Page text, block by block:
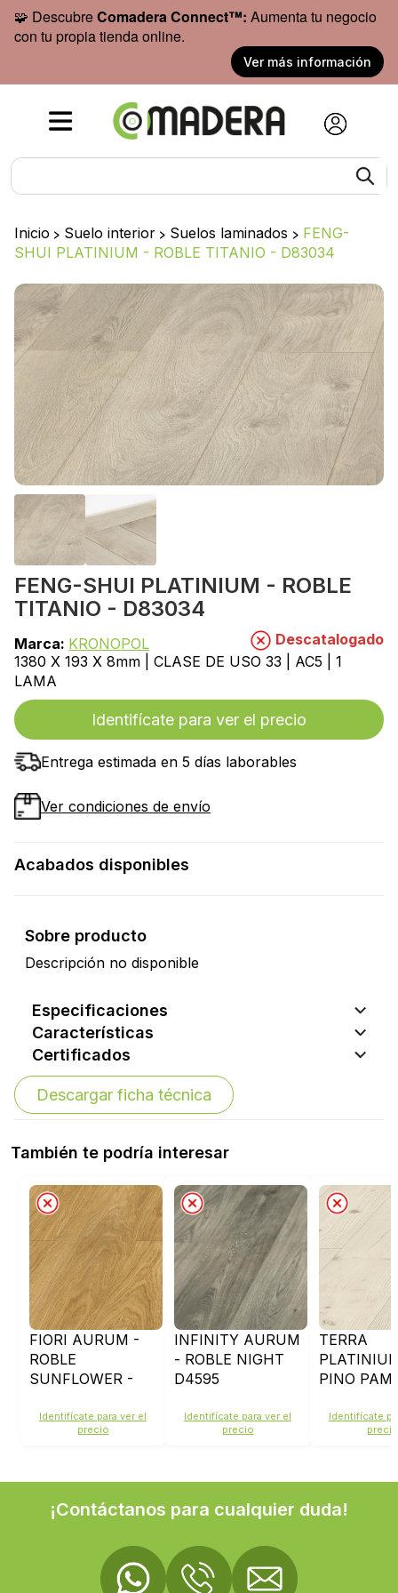
🧩 DescubreComadera Connect™: Aumenta tu negocio
con tu propia tienda online.
Ver más información
Inicio > Suelo interior > Suelos laminados > FENG-
SHUI PLATINIUM - ROBLE TITANIO - D83034
FENG-SHUI PLATINIUM - ROBLE
TITANIO - D83034
Marca: KRONOPOL
Descatalogado
1380 X 193 X 8mm | CLASE DE USO 33 | AC5 | 1
LAMA
Identifícate para ver el precio
Entrega estimada en 5 días laborables
Ver condiciones de envío
Acabados disponibles
Sobre producto
Descripción no disponible
Especificaciones
Características
Certificados
Descargar ficha técnica
También te podría interesar
FIORI AURUM -
ROBLE
SUNFLOWER -
Identifícate para ver el
precio
INFINITY AURUM
- ROBLE NIGHT
D4595
Identifícate para ver el
precio
TERRA
PINO
Identifícate
precio
¡Contáctanos para cualquier duda!